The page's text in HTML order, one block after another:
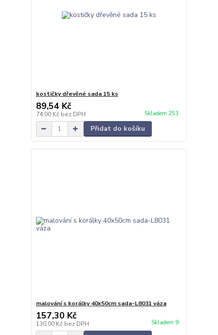
kostičky dřevěné sada 15 ks
89,54 Kč
74,00 Kč bez DPH Skladem 253
Přidat do košíku
malování s korálky 40x50cm sada-L8031 váza
157,30 Kč
130,00 Kč bez DPH Skladem 9